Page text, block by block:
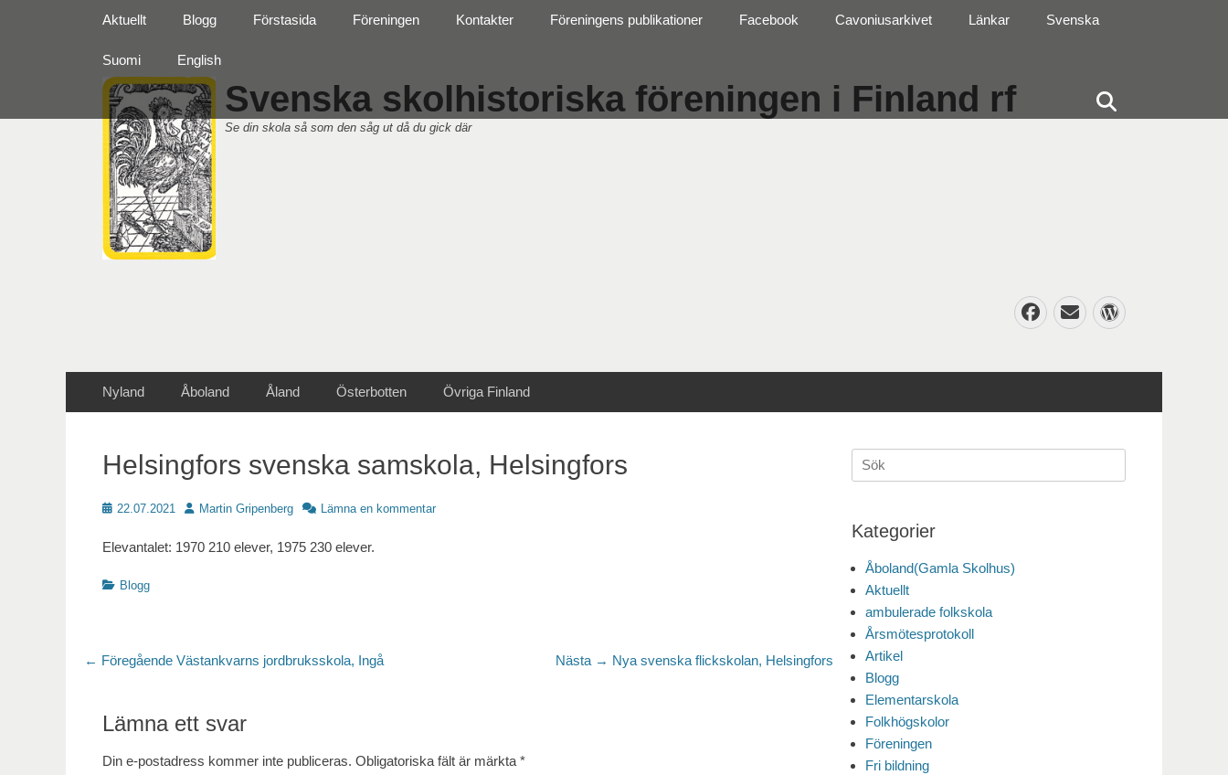
Svenska skolhistoriska föreningen i Finland rf
Se din skola så som den såg ut då du gick där
Facebook
E-
post
Primär meny
innehåll
Aktuellt Blogg Förstasida Föreningen Kontakter Föreningens publikationer Facebook Cavoniusarkivet Länkar Svenska
Suomi English
Sekundär meny
Nyland Åboland Åland Österbotten Övriga Finland
Helsingfors svenska samskola, Helsingfors
Publicerat
22.07.2021 Författare
Martin Gripenberg Lämna en kommentar
Elevantalet: 1970 210 elever, 1975 230 elever.
Kategorier
Blogg
Inläggsnavigering
← Föregående Föregående
Västankvarns jordbruksskola, Ingå Nästa → Nästa
Nya svenska flickskolan, Helsingfors
Lämna ett svar
Din e-postadress kommer inte publiceras. Obligatoriska fält är märkta *
Sök
efter:
Kategorier
Åboland(Gamla Skolhus)
Aktuellt
ambulerade folkskola
Årsmötesprotokoll
Artikel
Blogg
Elementarskola
Folkhögskolor
Föreningen
Fri bildning